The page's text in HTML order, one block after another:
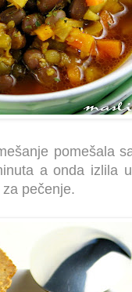
pomešala
a onda izlila
pečenje.